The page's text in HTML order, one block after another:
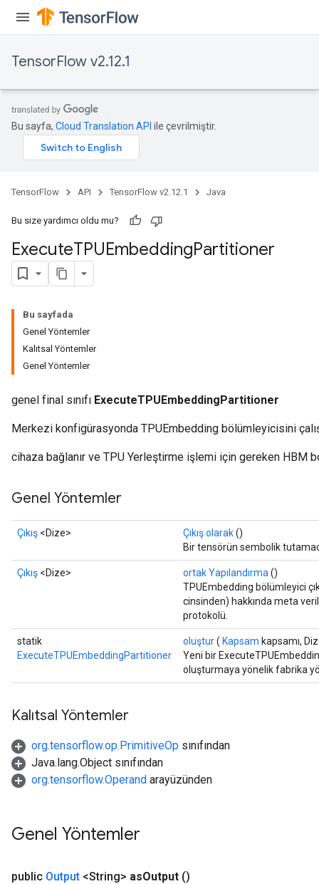
TensorFlow v2.12.1
Bu sayfa, Cloud Translation API ile çevrilmiştir.
TensorFlow API TensorFlow v2.12.1 Java
Bu size yardımcı oldu mu?
ExecuteTPUEmbeddingPartitioner
Bu sayfada
Genel Yöntemler
Kalıtsal Yöntemler
Genel Yöntemler
genel final sınıfı ExecuteTPUEmbeddingPartitioner
Merkezi konfigürasyonda TPUEmbedding bölümleyicisini
cihaza bağlanır ve TPU Yerleştirme işlemi için gereken HBM
Genel Yöntemler
Çıkış <Dize> Çıkış olarak()
Bir tensörün sembolik
Çıkış <Dize> ortak Yapılandırma ()
TPUEmbedding bölümleyici
cinsinden) hakkında meta
protokolü.
statik
ExecuteTPUEmbeddingPartitioner
oluştur( Kapsam kapsamı,
Yeni bir
oluşturmaya yönelik fabrika
Kalıtsal Yöntemler
org.tensorflow.op.PrimitiveOp sınıfından
Java.lang.Object sınıfından
org.tensorflow.Operand arayüzünden
Genel Yöntemler
public Output <String> asOutput ()